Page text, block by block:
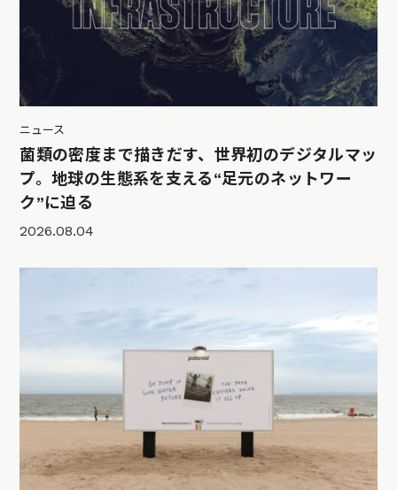
ニュース
菌類の密度まで描きだす、世界初のデジタルマッ
プ。地球の生態系を支える“足元のネットワー
ク”に迫る
2026.08.04